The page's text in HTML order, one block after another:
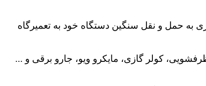
به حمل و نقل سنگین دستگاه خود به تعمیرگاه
کولر گازی، مایکرو ویو، جارو برقی و ...